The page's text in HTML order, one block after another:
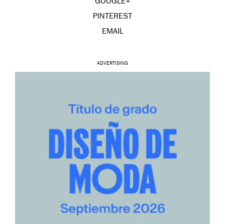
GOOGLE+
PINTEREST
EMAIL
ADVERTISING